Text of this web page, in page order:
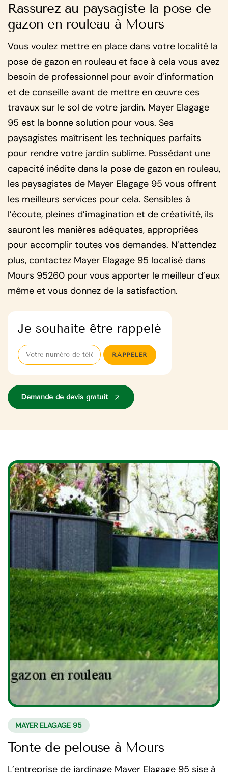
Rassurez au paysagiste la pose de
gazon en rouleau à Mours
Vous voulez mettre en place dans votre localité la
pose de gazon en rouleau et face à cela vous avez
besoin de professionnel pour avoir d’information
et de conseille avant de mettre en œuvre ces
travaux sur le sol de votre jardin. Mayer Elagage
95 est la bonne solution pour vous. Ses
paysagistes maîtrisent les techniques parfaits
pour rendre votre jardin sublime. Possédant une
capacité inédite dans la pose de gazon en rouleau,
les paysagistes de Mayer Elagage 95 vous offrent
les meilleurs services pour cela. Sensibles à
l’écoute, pleines d’imagination et de créativité, ils
sauront les manières adéquates, appropriées
pour accomplir toutes vos demandes. N’attendez
plus, contactez Mayer Elagage 95 localisé dans
Mours 95260 pour vous apporter le meilleur d’eux
même et vous donnez de la satisfaction.
Je souhaite être rappelé
Demande de devis gratuit
MAYER ELAGAGE 95
Tonte de pelouse à Mours
L’entreprise de jardinage Mayer Elagage 95 sise à